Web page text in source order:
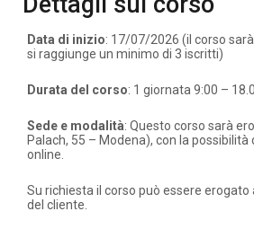
Data di inizio: 17/07/2026 (il corso
si raggiunge un minimo di 3 iscritti)
Durata del corso: 1 giornata 9:00 –
Sede e modalità: Questo corso sarà
Palach, 55 – Modena), con la possibilità
online.
Su richiesta il corso può essere erogato
del cliente.